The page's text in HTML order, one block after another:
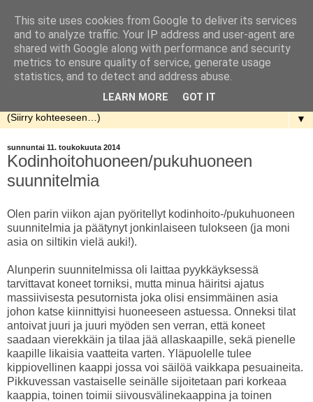
Rakennellen
Nuorenparin taival talon rakentamisen parissa. Aloitusaika
kevät 2013.
▼
sunnuntai 11. toukokuuta 2014
Kodinhoitohuoneen/pukuhuoneen
suunnitelmia
Olen parin viikon ajan pyöritellyt kodinhoito-/pukuhuoneen
suunnitelmia ja päätynyt jonkinlaiseen tulokseen (ja moni
asia on siltikin vielä auki!).
Alunperin suunnitelmissa oli laittaa pyykkäyksessä
tarvittavat koneet torniksi, mutta minua häiritsi ajatus
massiivisesta pesutornista joka olisi ensimmäinen asia
johon katse kiinnittyisi huoneeseen astuessa. Onneksi tilat
antoivat juuri ja juuri myöden sen verran, että koneet
saadaan vierekkäin ja tilaa jää allaskaapille, sekä pienelle
kaapille likaisia vaatteita varten. Yläpuolelle tulee
kippiovellinen kaappi jossa voi säilöä vaikkapa pesuaineita.
Pikkuvessan vastaiselle seinälle sijoitetaan pari korkeaa
kaappia, toinen toimii siivousvälinekaappina ja toinen
This site uses cookies from Google to deliver its services
and to analyze traffic. Your IP address and user-agent are
shared with Google along with performance and security
metrics to ensure quality of service, generate usage
statistics, and to detect and address abuse.
LEARN MORE GOT IT